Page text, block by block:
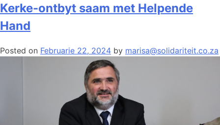
Kerke-ontbyt saam met Helpende
Hand
Posted on Februarie 22, 2024 by marisa@solidariteit.co.za